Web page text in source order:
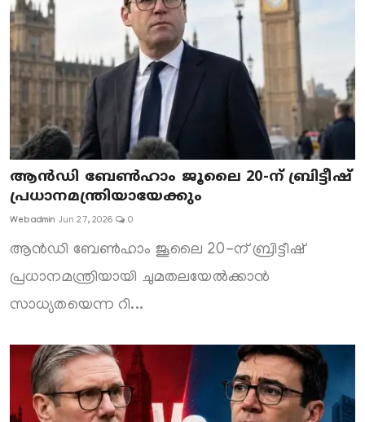
ആൻഡി ബേൺഹാം ജൂലൈ 20-ന് ബ്രിട്ടീഷ്
പ്രധാനമന്ത്രിയായേക്കും
Webadmin Jun 27, 2026 0
ആൻഡി ബേൺഹാം ജൂലൈ 20-ന് ബ്രിട്ടീഷ്
പ്രധാനമന്ത്രിയായി ചുമതലയേൽക്കാൻ
സാധ്യതയെന്ന റി...